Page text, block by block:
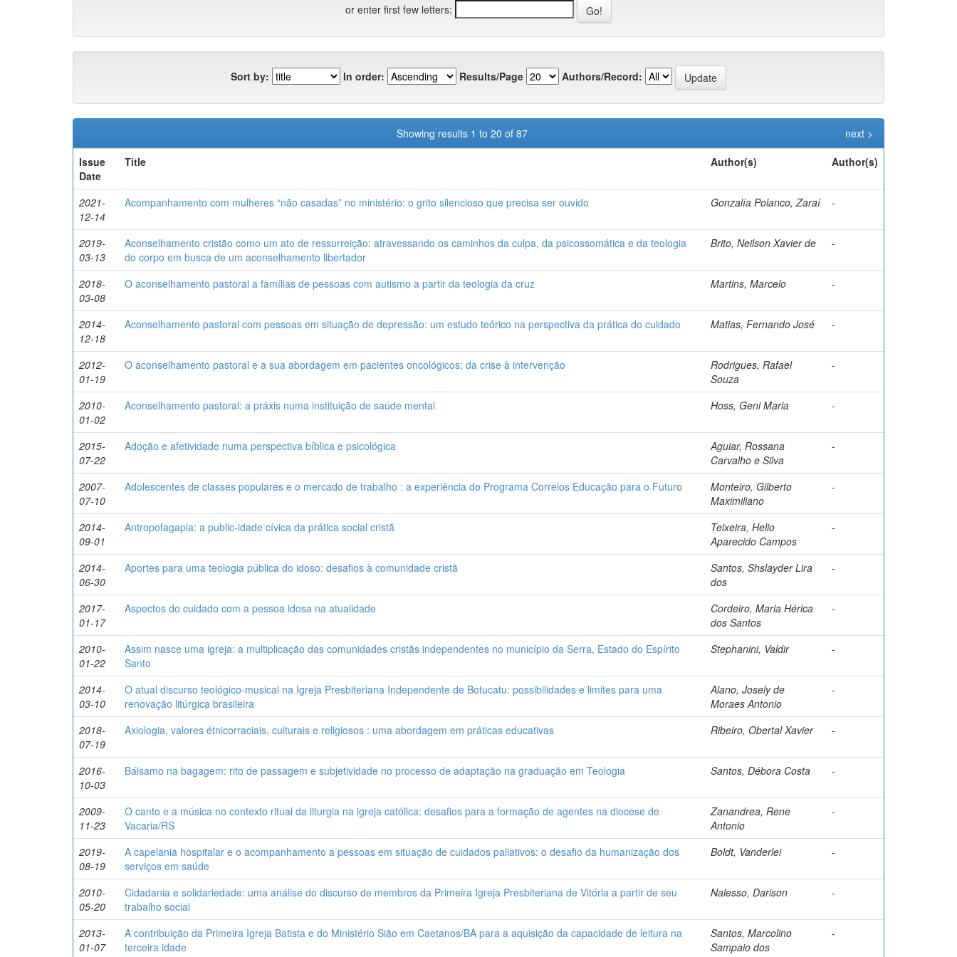
or enter first few letters:
Sort by: In order: Results/Page Authors/Record:
Showing results 1 to 20 of 87
next >
Issue
Date
Title Author(s) Author(s)
2021-
12-14
Acompanhamento com mulheres “não casadas” no ministério: o grito silencioso que precisa ser ouvido Gonzalía Polanco, Zaraí -
2019-
03-13
Aconselhamento cristão como um ato de ressurreição: atravessando os caminhos da culpa, da psicossomática e da teologia
do corpo em busca de um aconselhamento libertador
Brito, Neilson Xavier de -
2018-
03-08
O aconselhamento pastoral a famílias de pessoas com autismo a partir da teologia da cruz Martins, Marcelo -
2014-
12-18
Aconselhamento pastoral com pessoas em situação de depressão: um estudo teórico na perspectiva da prática do cuidado Matias, Fernando José -
2012-
01-19
O aconselhamento pastoral e a sua abordagem em pacientes oncológicos: da crise à intervenção
Rodrigues, Rafael
Souza
-
2010-
01-02
Aconselhamento pastoral: a práxis numa instituição de saúde mental Hoss, Geni Maria -
2015-
07-22
Adoção e afetividade numa perspectiva bíblica e psicológica
Aguiar, Rossana
Carvalho e Silva
-
2007-
07-10
Adolescentes de classes populares e o mercado de trabalho : a experiência do Programa Correios Educação para o Futuro
Monteiro, Gilberto
Maximiliano
-
2014-
09-01
Antropofagapia: a public-idade cívica da prática social cristã
Teixeira, Helio
Aparecido Campos
-
2014-
06-30
Aportes para uma teologia pública do idoso: desafios à comunidade cristã
Santos, Shslayder Lira
dos
-
2017-
01-17
Aspectos do cuidado com a pessoa idosa na atualidade
Cordeiro, Maria Hérica
dos Santos
-
2010-
01-22
Assim nasce uma igreja: a multiplicação das comunidades cristãs independentes no município da Serra, Estado do Espírito
Santo
Stephanini, Valdir -
2014-
03-10
O atual discurso teológico-musical na Igreja Presbiteriana Independente de Botucatu: possibilidades e limites para uma
renovação litúrgica brasileira
Alano, Josely de
Moraes Antonio
-
2018-
07-19
Axiologia, valores étnicorraciais, culturais e religiosos : uma abordagem em práticas educativas Ribeiro, Obertal Xavier -
2016-
10-03
Bálsamo na bagagem: rito de passagem e subjetividade no processo de adaptação na graduação em Teologia Santos, Débora Costa -
2009-
11-23
O canto e a música no contexto ritual da liturgia na igreja católica: desafios para a formação de agentes na diocese de
Vacaria/RS
Zanandrea, Rene
Antonio
-
2019-
08-19
A capelania hospitalar e o acompanhamento a pessoas em situação de cuidados paliativos: o desafio da humanização dos
serviços em saúde
Boldt, Vanderlei -
2010-
05-20
Cidadania e solidariedade: uma análise do discurso de membros da Primeira Igreja Presbiteriana de Vitória a partir de seu
trabalho social
Nalesso, Darison -
2013-
01-07
A contribuição da Primeira Igreja Batista e do Ministério Sião em Caetanos/BA para a aquisição da capacidade de leitura na
terceira idade
Santos, Marcolino
Sampaio dos
-